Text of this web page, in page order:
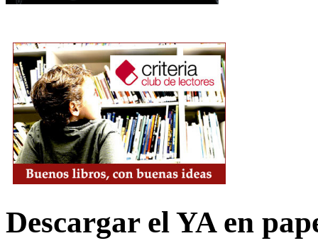
Descargar el YA en